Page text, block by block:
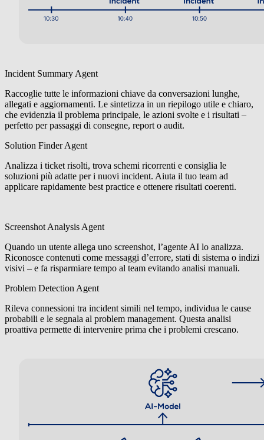
Incident Summary Agent
Raccoglie tutte le informazioni chiave da conversazioni lunghe,
allegati e aggiornamenti. Le sintetizza in un riepilogo utile e chiaro,
che evidenzia il problema principale, le azioni svolte e i risultati –
perfetto per passaggi di consegne, report o audit.
Solution Finder Agent
Analizza i ticket risolti, trova schemi ricorrenti e consiglia le
soluzioni più adatte per i nuovi incident. Aiuta il tuo team ad
applicare rapidamente best practice e ottenere risultati coerenti.
Screenshot Analysis Agent
Quando un utente allega uno screenshot, l’agente AI lo analizza.
Riconosce contenuti come messaggi d’errore, stati di sistema o indizi
visivi – e fa risparmiare tempo al team evitando analisi manuali.
Problem Detection Agent
Rileva connessioni tra incident simili nel tempo, individua le cause
probabili e le segnala al problem management. Questa analisi
proattiva permette di intervenire prima che i problemi crescano.